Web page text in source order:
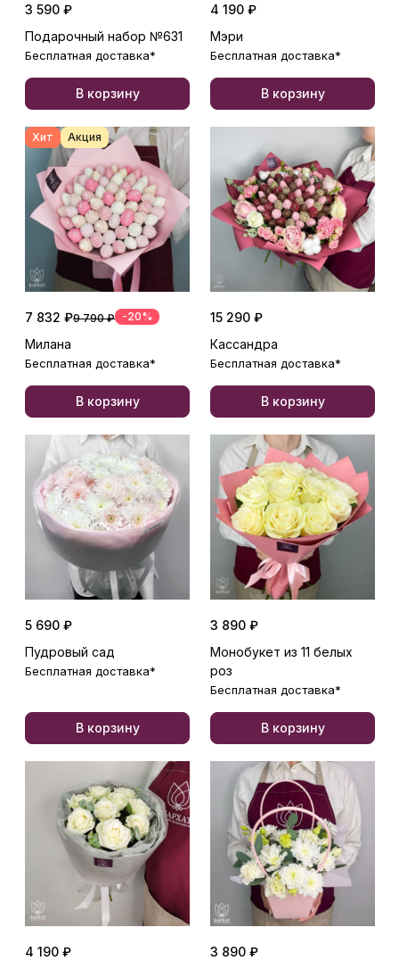
3 590 ₽
Подарочный набор №631
Бесплатная доставка*
В корзину
4 190 ₽
Мэри
Бесплатная доставка*
В корзину
Хит Акция
7 832 ₽9 790 ₽ -20%
Милана
Бесплатная доставка*
В корзину
15 290 ₽
Кассандра
Бесплатная доставка*
В корзину
5 690 ₽
Пудровый сад
Бесплатная доставка*
В корзину
3 890 ₽
Монобукет из 11 белых
роз
Бесплатная доставка*
В корзину
4 190 ₽
3 890 ₽